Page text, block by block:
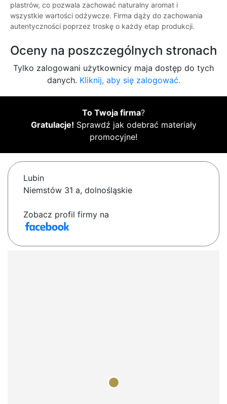
plastrów, co pozwala zachować naturalny aromat i
wszystkie wartości odżywcze. Firma dąży do zachowania
autentyczności poprzez troskę o każdy etap produkcji.
Oceny na poszczególnych stronach
Tylko zalogowani użytkownicy maja dostęp do tych
danych. Kliknij, aby się zalogować.
To Twoja firma?
Gratulacje! Sprawdź jak odebrać materiały
promocyjne!
Lubin
Niemstów 31 a, dolnośląskie
Zobacz profil firmy na